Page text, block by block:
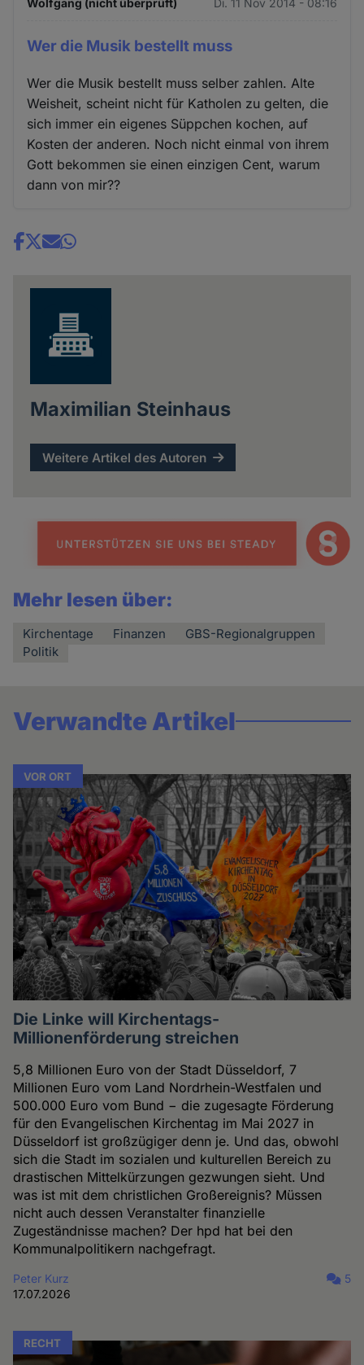
Wolfgang (nicht überprüft) Di. 11 Nov 2014 - 08:16
Wer die Musik bestellt muss
Wer die Musik bestellt muss selber zahlen. Alte
Weisheit, scheint nicht für Katholen zu gelten, die
sich immer ein eigenes Süppchen kochen, auf
Kosten der anderen. Noch nicht einmal von ihrem
Gott bekommen sie einen einzigen Cent, warum
dann von mir??
Share
Maximilian Steinhaus
Weitere Artikel des Autoren
Mehr lesen über:
Kirchentage Finanzen
GBS-Regionalgruppen
Politik
Verwandte Artikel
VOR ORT
Die Linke will Kirchentags-
Millionenförderung streichen
5,8 Millionen Euro von der Stadt Düsseldorf, 7
Millionen Euro vom Land Nordrhein-Westfalen und
500.000 Euro vom Bund − die zugesagte Förderung
für den Evangelischen Kirchentag im Mai 2027 in
Düsseldorf ist großzügiger denn je. Und das, obwohl
sich die Stadt im sozialen und kulturellen Bereich zu
drastischen Mittelkürzungen gezwungen sieht. Und
was ist mit dem christlichen Großereignis? Müssen
nicht auch dessen Veranstalter finanzielle
Zugeständnisse machen? Der hpd hat bei den
Kommunalpolitikern nachgefragt.
Peter Kurz
17.07.2026
5
RECHT